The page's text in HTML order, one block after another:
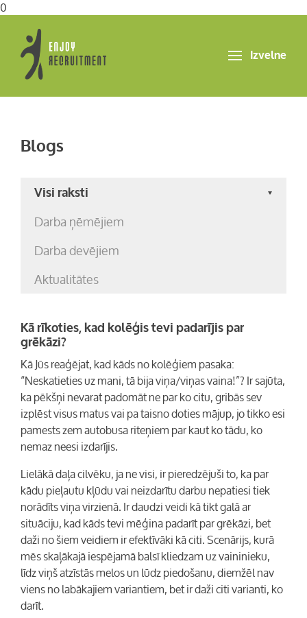
0
Izvelne
Blogs
Visi raksti
Darba ņēmējiem
Darba devējiem
Aktualitātes
Kā rīkoties, kad kolēģis tevi padarījis par
grēkāzi?
Kā Jūs reaģējat, kad kāds no kolēģiem pasaka:
“Neskatieties uz mani, tā bija viņa/viņas vaina!”? Ir sajūta,
ka pēkšņi nevarat padomāt ne par ko citu, gribās sev
izplēst visus matus vai pa taisno doties mājup, jo tikko esi
pamests zem autobusa riteņiem par kaut ko tādu, ko
nemaz neesi izdarījis.
Lielākā daļa cilvēku, ja ne visi, ir pieredzējuši to, ka par
kādu pieļautu kļūdu vai neizdarītu darbu nepatiesi tiek
norādīts viņa virzienā. Ir daudzi veidi kā tikt galā ar
situāciju, kad kāds tevi mēģina padarīt par grēkāzi, bet
daži no šiem veidiem ir efektīvāki kā citi. Scenārijs, kurā
mēs skaļākajā iespējamā balsī kliedzam uz vaininieku,
līdz viņš atzīstās melos un lūdz piedošanu, diemžēl nav
viens no labākajiem variantiem, bet ir daži citi varianti, ko
darīt.